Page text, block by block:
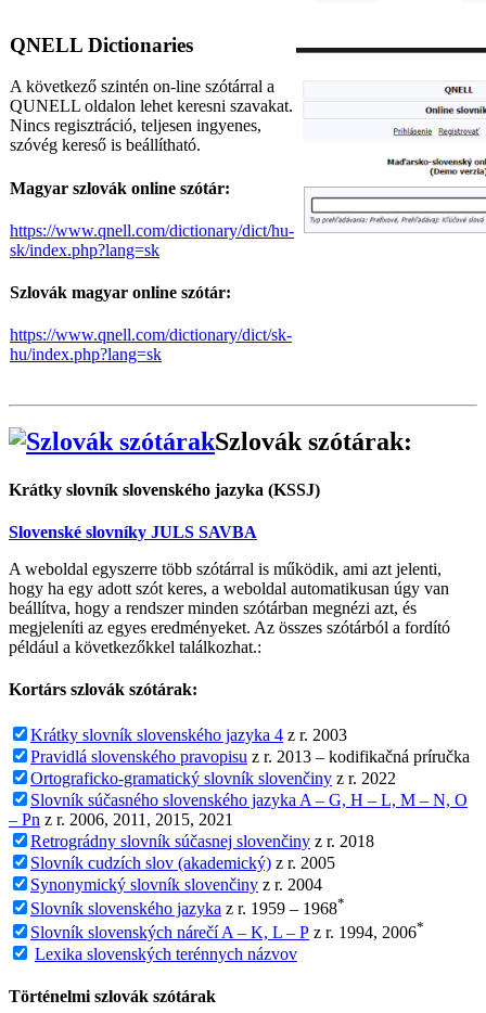
QNELL Dictionaries
A következő szintén on-line szótárral a
QUNELL oldalon lehet keresni szavakat.
Nincs regisztráció, teljesen ingyenes,
szóvég kereső is beállítható.
Magyar szlovák online szótár:
https://www.qnell.com/dictionary/dict/hu-
sk/index.php?lang=sk
Szlovák magyar online szótár:
https://www.qnell.com/dictionary/dict/sk-
hu/index.php?lang=sk
Szlovák szótárak:
Krátky slovník slovenského jazyka (KSSJ)
Slovenské slovníky JULS SAVBA
A weboldal egyszerre több szótárral is működik, ami azt jelenti,
hogy ha egy adott szót keres, a weboldal automatikusan úgy van
beállítva, hogy a rendszer minden szótárban megnézi azt, és
megjeleníti az egyes eredményeket. Az összes szótárból a fordító
például a következőkkel találkozhat.:
Kortárs szlovák szótárak:
Krátky slovník slovenského jazyka 4 z r. 2003
Pravidlá slovenského pravopisu z r. 2013 – kodifikačná príručka
Ortograficko-gramatický slovník slovenčiny z r. 2022
Slovník súčasného slovenského jazyka A – G, H – L, M – N, O
– Pn z r. 2006, 2011, 2015, 2021
Retrográdny slovník súčasnej slovenčiny z r. 2018
Slovník cudzích slov (akademický) z r. 2005
Synonymický slovník slovenčiny z r. 2004
Slovník slovenského jazyka z r. 1959 – 1968*
Slovník slovenských nárečí A – K, L – P z r. 1994, 2006*
Lexika slovenských terénnych názvov
Történelmi szlovák szótárak